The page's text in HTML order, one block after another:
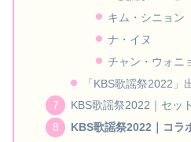
キム・シニョン
ナ・イヌ
チャン・ウォニ
「KBS歌謡祭2022」
KBS歌謡祭2022｜セッ
KBS歌謡祭2022｜コラ